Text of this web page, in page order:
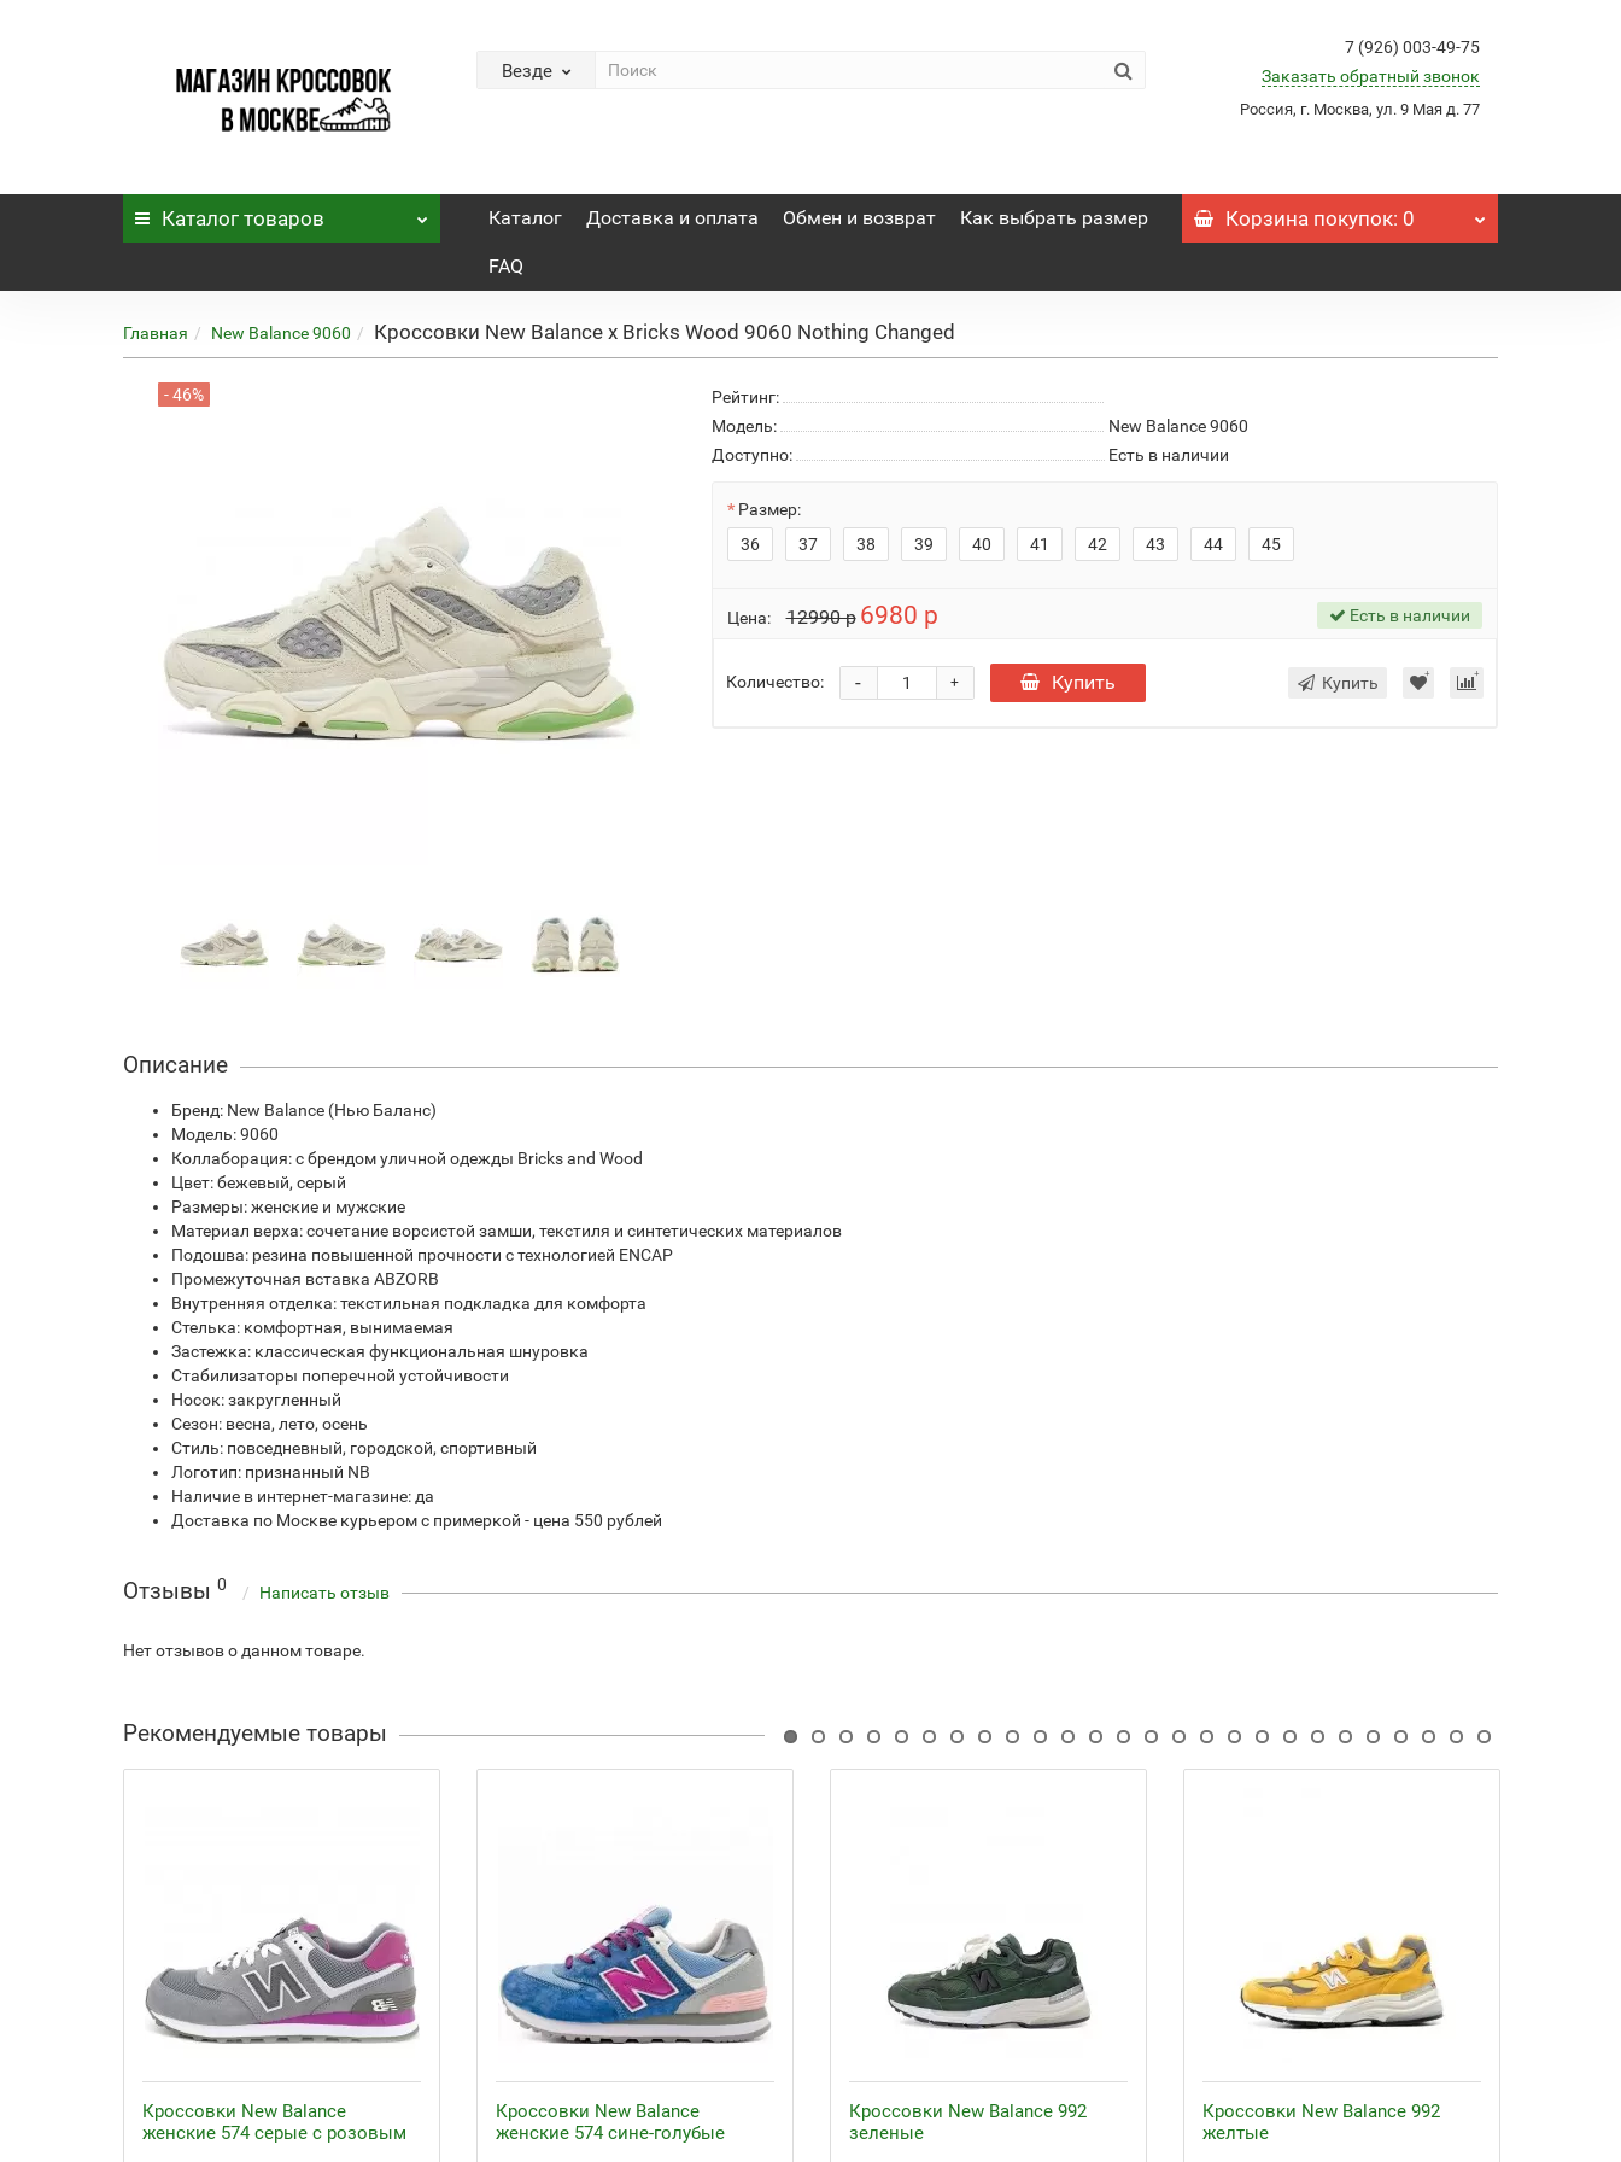
Везде
7 (926) 003-49-75
Заказать обратный звонок
Россия, г. Москва, ул. 9 Мая д. 77
Каталог товаров Каталог Доставка и оплата Обмен и возврат Как выбрать размер
FAQ
Корзинапокупок: 0
Главная New Balance 9060 Кроссовки New Balance x Bricks Wood 9060 Nothing Changed
- 46%
Рейтинг:
Модель:
New Balance 9060
Доступно:
Есть в наличии
Размер:
36
37 38 39 40 41 42 43 44 45
Цена: 12990 р 6980 р Есть в наличии
Количество: +
- Купить Купить
Описание
Бренд: New Balance (Нью Баланс)
Модель: 9060
Коллаборация: с брендом уличной одежды Bricks and Wood
Цвет: бежевый, серый
Размеры: женские и мужские
Материал верха: сочетание ворсистой замши, текстиля и синтетических материалов
Подошва: резина повышенной прочности с технологией ENCAP
Промежуточная вставка ABZORB
Внутренняя отделка: текстильная подкладка для комфорта
Стелька: комфортная, вынимаемая
Застежка: классическая функциональная шнуровка
Стабилизаторы поперечной устойчивости
Носок: закругленный
Сезон: весна, лето, осень
Стиль: повседневный, городской, спортивный
Логотип: признанный NB
Наличие в интернет-магазине: да
Доставка по Москве курьером с примеркой - цена 550 рублей
Отзывы 0 Написать отзыв
Нет отзывов о данном товаре.
Рекомендуемые товары
Кроссовки New Balance
женские 574 серые с розовым
Кроссовки New Balance
женские 574 сине-голубые
Кроссовки New Balance 992
зеленые
Кроссовки New Balance 992
желтые